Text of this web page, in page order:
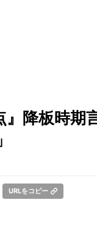
』降板時期
URLをコピー